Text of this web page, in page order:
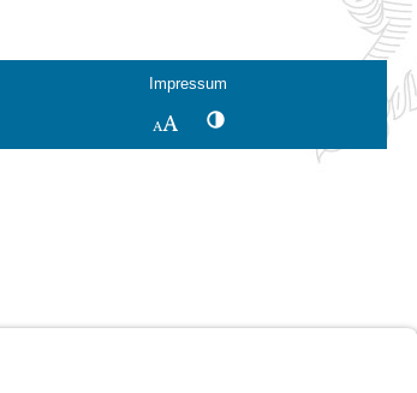
Impressum
SchriftgrößeKontrastwechsel